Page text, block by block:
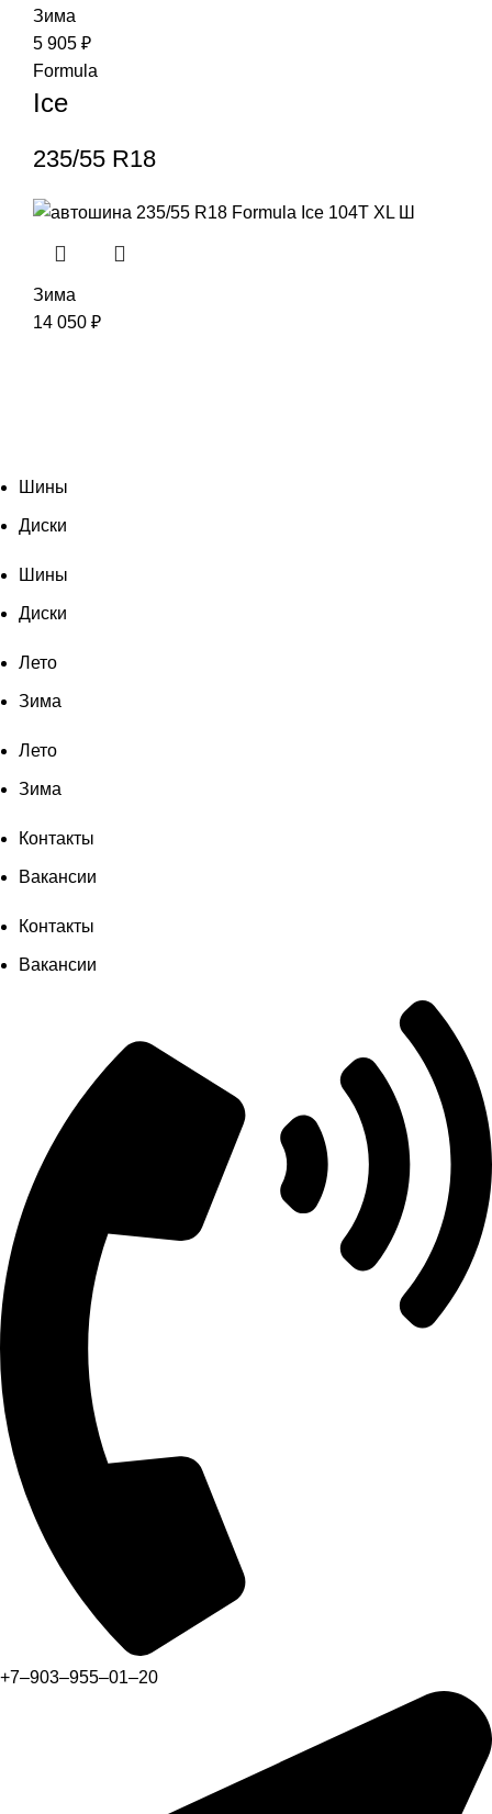
Зима
5 905 ₽
Formula
Ice
235/55 R18
Зима
14 050 ₽
Шины
Диски
Шины
Диски
Лето
Зима
Лето
Зима
Контакты
Вакансии
Контакты
Вакансии
+7‒903‒955‒01‒20